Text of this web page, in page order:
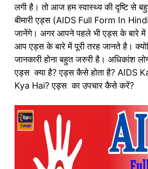
लगी है। तो आज हम स्वास्थ्य की दृष्टि से
बीमारी एड्स (AIDS Full Form In
जानेंगे। अगर आपने पहले भी एड्स के बारे में
आप एड्स के बारे में पूरी तरह जानते है।
जानकारी होना बहुत जरुरी है। अधिकांश
एड्स क्या है? एड्स कैसे होता है? AIDS
Kya Hai? एड्स का उपचार कैसे करें?